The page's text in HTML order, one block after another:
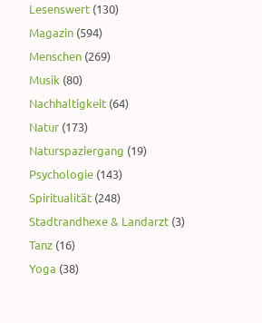
Lesenswert (130)
Magazin (594)
Menschen (269)
Musik (80)
Nachhaltigkeit (64)
Natur (173)
Naturspaziergang (19)
Psychologie (143)
Spiritualität (248)
Stadtrandhexe & Landarzt (3)
Tanz (16)
Yoga (38)